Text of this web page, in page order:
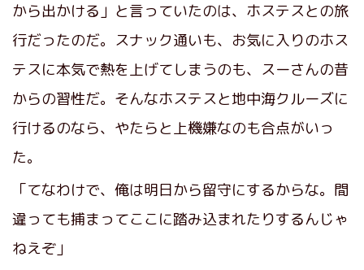
から出かける」と言っていたのは、ホステスとの旅
行だったのだ。スナック通いも、お気に入りのホス
テスに本気で熱を上げてしまうのも、スーさんの昔
からの習性だ。そんなホステスと地中海クルーズに
行けるのなら、やたらと上機嫌なのも合点がいっ
た。
「てなわけで、俺は明日から留守にするからな。間
違っても捕まってここに踏み込まれたりするんじゃ
ねえぞ」